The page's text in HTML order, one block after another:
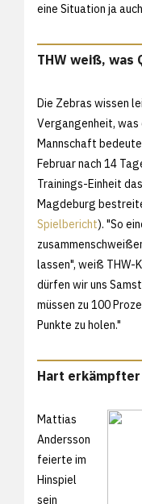
eine Situation ja
THW weiß, was
Die Zebras wissen
Vergangenheit,
Mannschaft
Februar nach 14
Trainings-Einheit
Magdeburg
Spielbericht). "So
lassen", weiß THW-
dürfen wir uns
müssen zu 100
Punkte zu holen."
Hart
Mattias
Andersson
feierte im
Hinspiel
sein